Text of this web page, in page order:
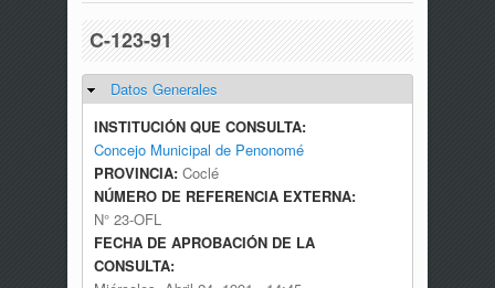
C-123-91
Ocultar
Datos Generales
INSTITUCIÓN QUE CONSULTA:
Concejo Municipal de Penonomé
PROVINCIA: Coclé
NÚMERO DE REFERENCIA EXTERNA:
N° 23-OFL
FECHA DE APROBACIÓN DE LA
CONSULTA: